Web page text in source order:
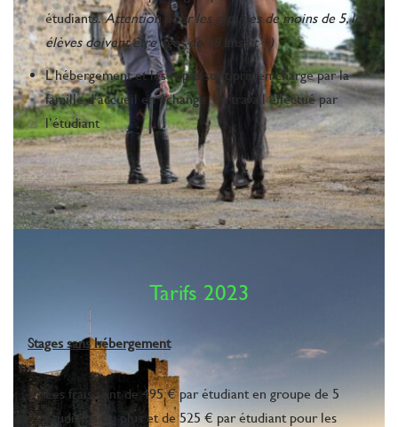
étudiants.Attention pour les groupes de moins de 5, les
élèves doivent être âgés de 18 ans et +)
L’hébergement et les repas sont pris en charge par la
famille d’accueil en échange du travail effectué par
l’étudiant
Tarifs 2023
Stages sans hébergement
Les frais sont de 495 € par étudiant en groupe de 5
étudiants ou plus et de 525 € par étudiant pour les